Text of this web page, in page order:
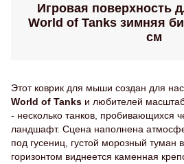
Игровая поверхность
World of Tanks зимняя
см
Этот коврик для мыши создан для
World of Tanks и любителей
- несколько танков, пробивающихся
ландшафт. Сцена наполнена
под гусениц, густой морозный туман
горизонтом виднеется каменная